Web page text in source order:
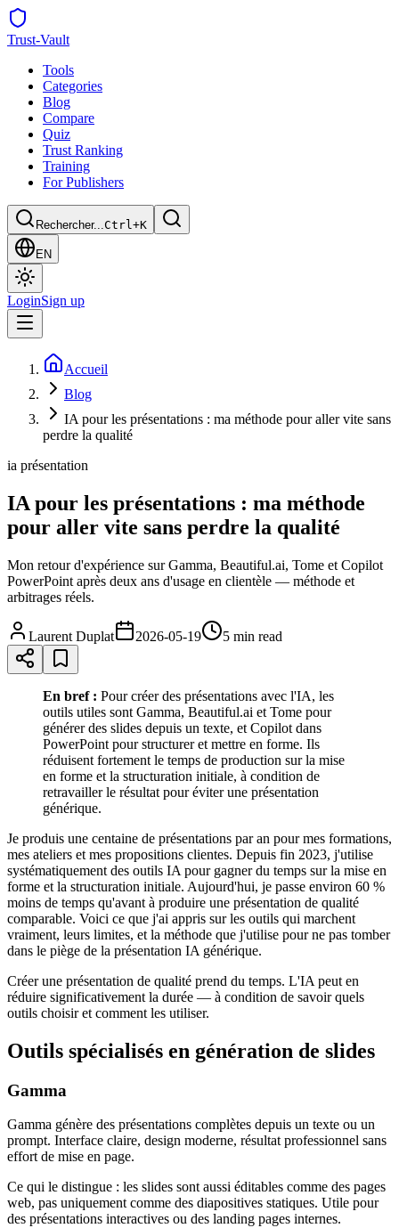
Trust-Vault
Tools
Categories
Blog
Compare
Quiz
Trust Ranking
Training
For Publishers
Rechercher...Ctrl+K
EN
LoginSign up
Accueil
Blog
IA pour les présentations : ma méthode pour aller vite sans
perdre la qualité
ia présentation
IA pour les présentations : ma méthode
pour aller vite sans perdre la qualité
Mon retour d'expérience sur Gamma, Beautiful.ai, Tome et Copilot
PowerPoint après deux ans d'usage en clientèle — méthode et
arbitrages réels.
Laurent Duplat 2026-05-19 5 min read
En bref : Pour créer des présentations avec l'IA, les
outils utiles sont Gamma, Beautiful.ai et Tome pour
générer des slides depuis un texte, et Copilot dans
PowerPoint pour structurer et mettre en forme. Ils
réduisent fortement le temps de production sur la mise
en forme et la structuration initiale, à condition de
retravailler le résultat pour éviter une présentation
générique.
Je produis une centaine de présentations par an pour mes formations,
mes ateliers et mes propositions clientes. Depuis fin 2023, j'utilise
systématiquement des outils IA pour gagner du temps sur la mise en
forme et la structuration initiale. Aujourd'hui, je passe environ 60 %
moins de temps qu'avant à produire une présentation de qualité
comparable. Voici ce que j'ai appris sur les outils qui marchent
vraiment, leurs limites, et la méthode que j'utilise pour ne pas tomber
dans le piège de la présentation IA générique.
Créer une présentation de qualité prend du temps. L'IA peut en
réduire significativement la durée — à condition de savoir quels
outils choisir et comment les utiliser.
Outils spécialisés en génération de slides
Gamma
Gamma génère des présentations complètes depuis un texte ou un
prompt. Interface claire, design moderne, résultat professionnel sans
effort de mise en page.
Ce qui le distingue : les slides sont aussi éditables comme des pages
web, pas uniquement comme des diapositives statiques. Utile pour
des présentations interactives ou des landing pages internes.